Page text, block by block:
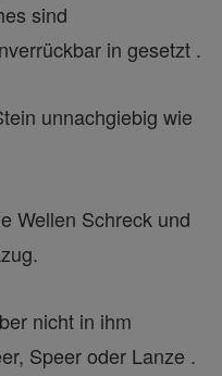
sind
in gesetzt .
unnachgiebig wie
Wellen Schreck und
nicht in ihm
Speer oder Lanze .